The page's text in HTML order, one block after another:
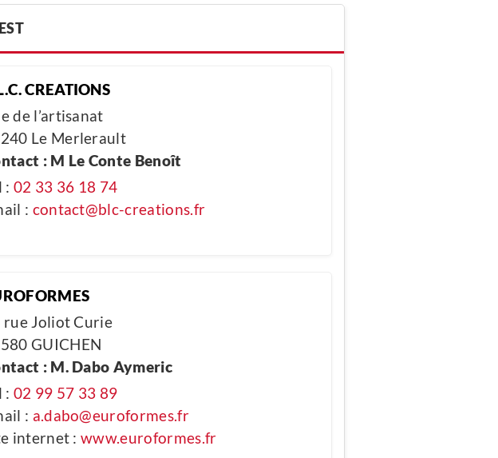
CREATIONS
de l’artisanat
Le Merlerault
: M Le Conte Benoît
: 02 33 36 18 74
: contact@blc-creations.fr
rue Joliot Curie
GUICHEN
: M. Dabo Aymeric
: 02 99 57 33 89
: a.dabo@euroformes.fr
internet :www.euroformes.fr